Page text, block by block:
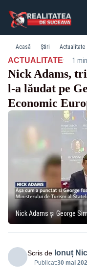
Acasă Știri Actualitate
ACTUALITATE· 1
Nick Adams,
l-a lăudat pe
Economic
Nick Adams și George
Scris de Ionuț
Publicat:30 mai